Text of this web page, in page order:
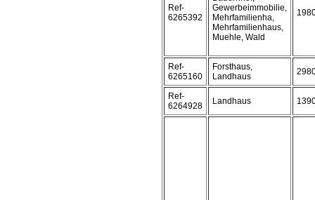
Ref-
6265392
Gewerbeimmobilie,
Mehrfamilienha,
Mehrfamilienhaus,
Muehle, Wald
Ref-
6265160
Forsthaus,
Landhaus
Ref-
6264928
Landhaus